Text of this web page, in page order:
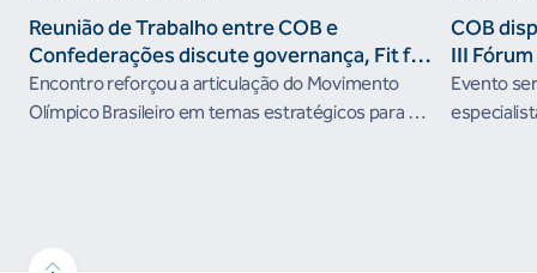
Reunião de Trabalho entre COB e
Confederações discute governança, Fit for
the Future e presença do Brasil em
organismos internacionais
Encontro reforçou a articulação do Movimento
Olímpico Brasileiro em temas estratégicos para os
COB
III
Evento